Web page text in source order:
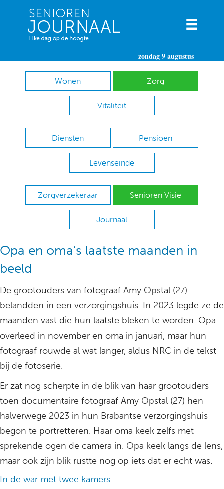
zondag 9 augustus
Wonen Zorg
Vitaliteit
Diensten Pensioen
Levenseinde
Zorgverzekeraar Senioren Visie
Journaal
Opa en oma’s laatste maanden in
beeld
De grootouders van fotograaf Amy Opstal (27)
belandden in een verzorgingshuis. In 2023 legde ze de
maanden vast die hun laatste bleken te worden. Opa
overleed in november en oma in januari, maar hun
fotograaf rouwde al wat langer, aldus NRC in de tekst
bij de fotoserie.
Er zat nog scherpte in de blik van haar grootouders
toen documentaire fotograaf Amy Opstal (27) hen
halverwege 2023 in hun Brabantse verzorgingshuis
begon te portretteren. Haar oma keek zelfs met
sprekende ogen de camera in. Opa keek langs de lens,
maar ook zijn blik rustte nog op iets dat er echt was.
In de war met twee kamers